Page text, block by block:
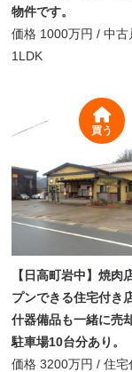
物件です。
価格 1000万円 / 中古
1LDK
【日高町岩中】焼肉
プンできる住宅付き
什器備品も一緒に売
駐車場10台分あり。
価格 3200万円 / 住宅
買う